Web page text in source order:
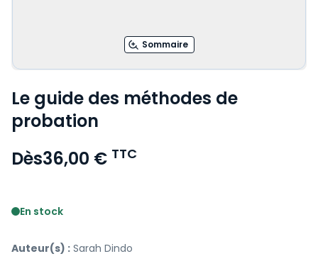
Sommaire
Le guide des méthodes de
probation
Dès36,00 € TTC
En stock
Auteur(s) : Sarah Dindo